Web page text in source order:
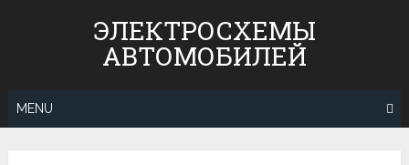
ЭЛЕКТРОСХЕМЫ
АВТОМОБИЛЕЙ
MENU